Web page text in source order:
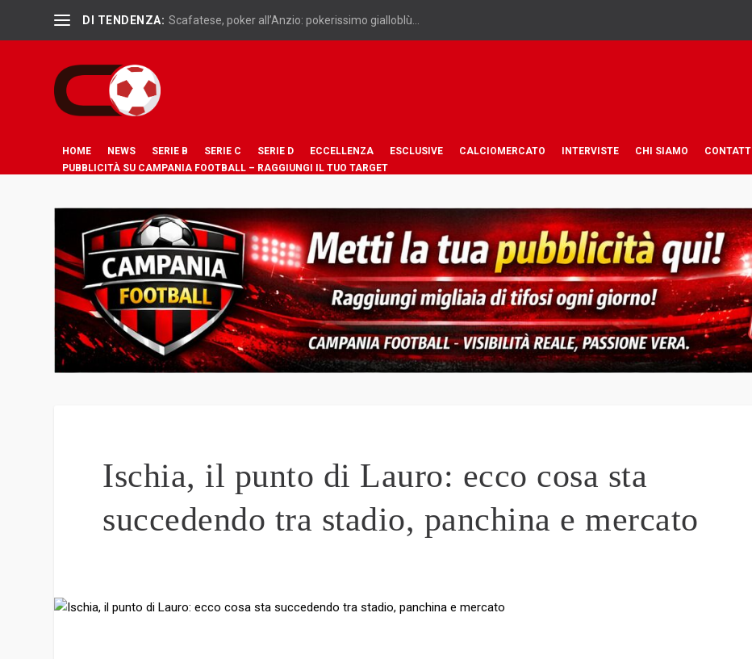
DI TENDENZA: Scafatese, poker all’Anzio: pokerissimo gialloblù...
HOME NEWS SERIE B SERIE C SERIE D ECCELLENZA ESCLUSIVE CALCIOMERCATO INTERVISTE CHI SIAMO
CONTATTI
PUBBLICITÀ SU CAMPANIA FOOTBALL – RAGGIUNGI IL TUO TARGET
Ischia, il punto di Lauro: ecco cosa sta
succedendo tra stadio, panchina e mercato